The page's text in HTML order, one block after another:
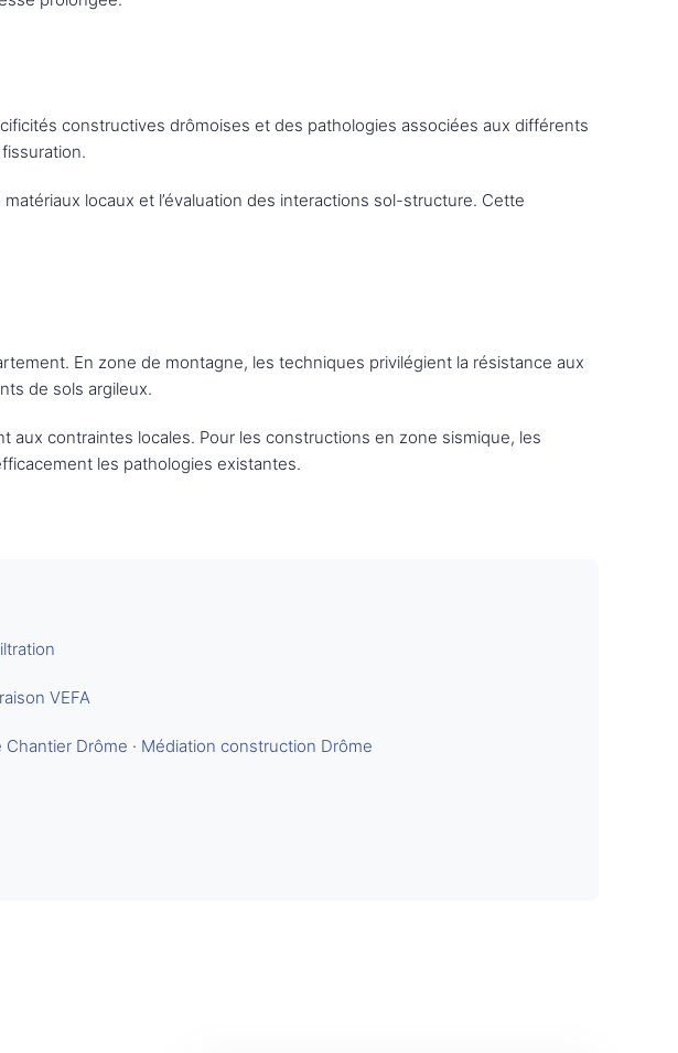
constructives drômoises et des pathologies associées aux différents
locaux et l’évaluation des interactions sol-structure. Cette
En zone de montagne, les techniques privilégient la résistance aux
de sols argileux.
aux contraintes locales. Pour les constructions en zone sismique, les
les pathologies existantes.
VEFA
Chantier Drôme · Médiation construction Drôme